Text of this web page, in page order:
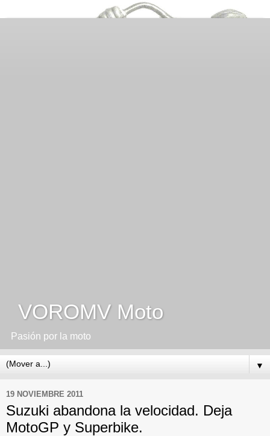
VOROMV Moto
Pasión por la moto
▼
19 NOVIEMBRE 2011
Suzuki abandona la velocidad. Deja
MotoGP y Superbike.